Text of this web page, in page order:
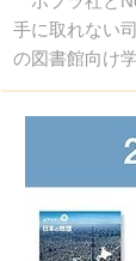
手に取れない
の図書館向け